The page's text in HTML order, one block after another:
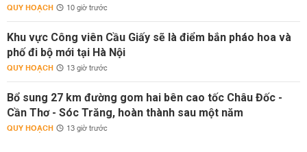
QUY HOẠCH 10 giờ trước
Khu vực Công viên Cầu Giấy sẽ là điểm bắn pháo hoa và
phố đi bộ mới tại Hà Nội
QUY HOẠCH 13 giờ trước
Bổ sung 27 km đường gom hai bên cao tốc Châu Đốc -
Cần Thơ - Sóc Trăng, hoàn thành sau một năm
QUY HOẠCH 13 giờ trước